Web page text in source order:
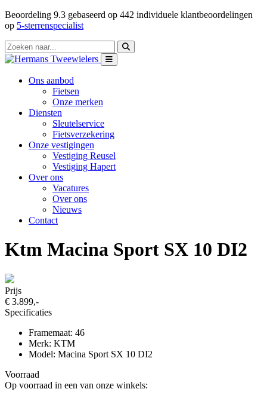
Beoordeling 9.3 gebaseerd op 442 individuele klantbeoordelingen
op 5-sterrenspecialist
Ons aanbod
Fietsen
Onze merken
Diensten
Sleutelservice
Fietsverzekering
Onze vestigingen
Vestiging Reusel
Vestiging Hapert
Over ons
Vacatures
Over ons
Nieuws
Contact
Ktm Macina Sport SX 10 DI2
Prijs
€ 3.899,-
Specificaties
Framemaat: 46
Merk: KTM
Model: Macina Sport SX 10 DI2
Voorraad
Op voorraad in een van onze winkels: